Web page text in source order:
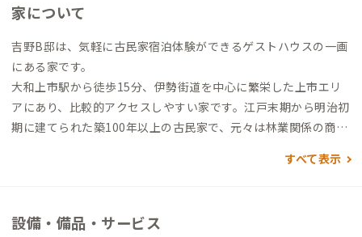
家について
吉野B邸は、気軽に古民家宿泊体験ができるゲストハウスの一画
にある家です。
大和上市駅から徒歩15分、伊勢街道を中心に繁栄した上市エリ
アにあり、比較的アクセスしやすい家です。江戸末期から明治初
期に建てられた築100年以上の古民家で、元々は林業関係の商家
るのもおすすめ。近くの大師山寺からは、上市の町と吉野川を
すべて表示
設備・備品・サービス